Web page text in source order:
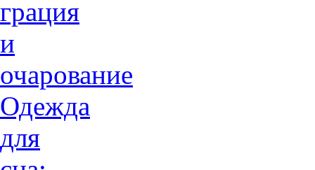
грация
и
очарованиe
Одежда
для